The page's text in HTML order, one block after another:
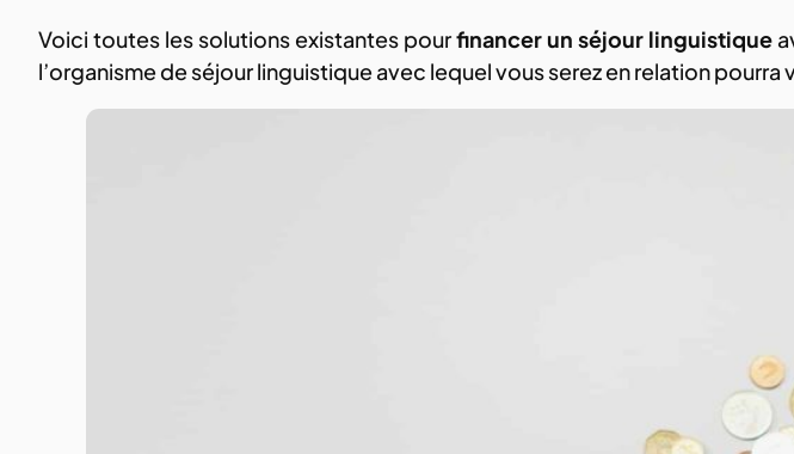
Voici toutes les solutions existantes pourfinancer un séjour linguistique
l’organisme de séjour linguistique avec lequel vous serez en relation